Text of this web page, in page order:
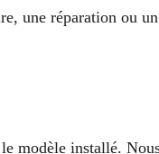
une réparation ou
modèle installé.